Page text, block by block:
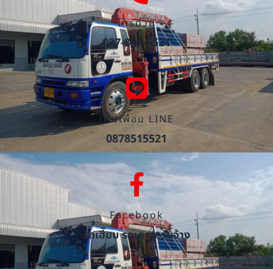
โทรด่วน
087-851-5521
เพิ่มเพื่อน LINE
0878515521
Facebook
รถเฮี๊ยบ รถเครน รับจ้าง